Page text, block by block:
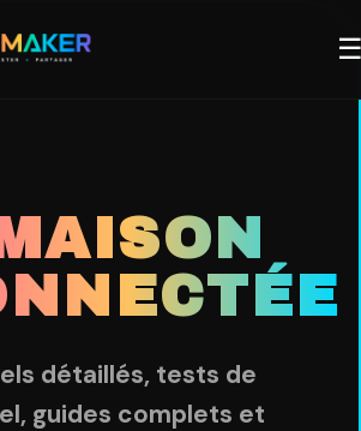
MAISON
détaillés, tests de
guides complets et